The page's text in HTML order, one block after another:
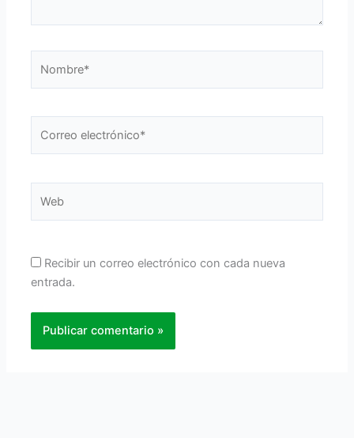
electrónico*
Recibir un correo electrónico con cada nueva
entrada.